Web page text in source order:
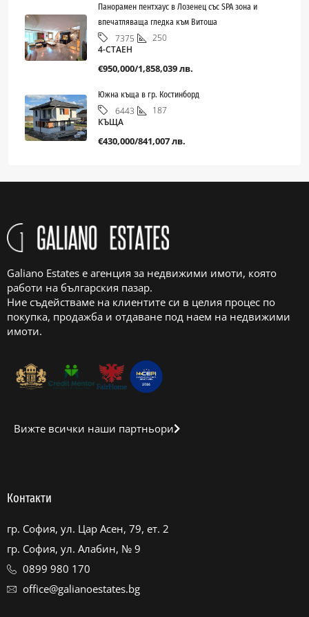
Панорамен пентхаус в Лозенец със SPA зона и
впечатляваща гледка към Витоша
7375
250
4-СТАЕН
€950,000/1,858,039 лв.
Южна къща в гр. Костинборд
6443
187
КЪЩА
€430,000/841,007 лв.
Galiano Estates е агенция за недвижими имоти, която
работи на българския пазар.
Ние съдействаме на клиентите си в целия процес по
покупка, продажба и отдаване под наем на недвижими
имоти.
Вижте всички наши партньори
Контакти
гр. София, ул. Цар Асен, 79, ет. 2
гр. София, ул. Алабин, № 9
0899 980 170
office@galianoestates.bg